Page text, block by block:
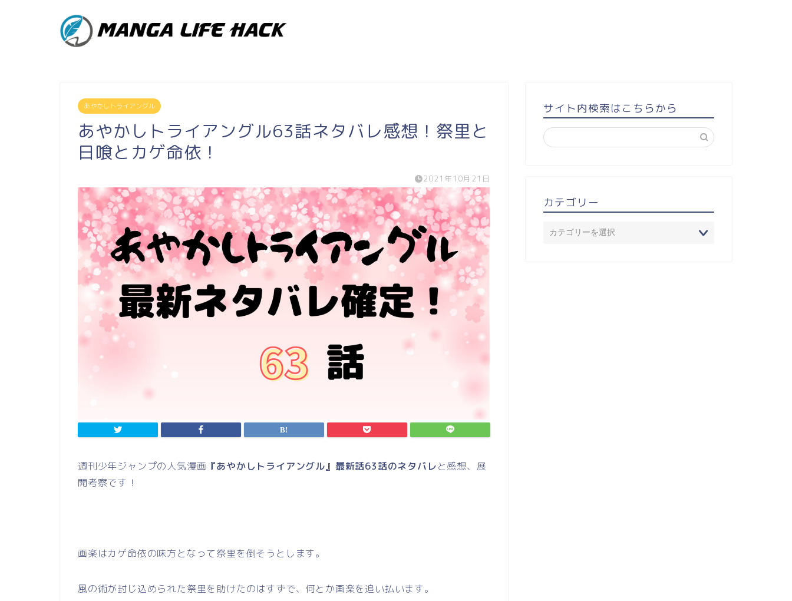
あやかしトライアングル
あやかしトライアングル63話ネタバレ感想！祭里と
日喰とカゲ命依！
2021年10月21日
週刊少年ジャンプの人気漫画 『あやかしトライアングル』最新話63話のネタバレと感想、展
開考察です！
画楽はカゲ命依の味方となって祭里を倒そうとします。
風の術が封じ込められた祭里を助けたのはすずで、何とか画楽を追い払います。
サイト内検索はこちらから
カテゴリー